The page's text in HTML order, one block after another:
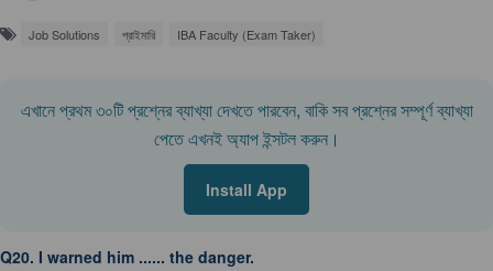
Job Solutions প্রাইমারি IBA Faculty (Exam Taker)
এখানে প্রথম ৩০টি প্রশ্নের ব্যাখ্যা দেখতে পারবেন, বাকি সব প্রশ্নের সম্পূর্ণ ব্যাখ্যা
পেতে এখনই অ্যাপ ইন্সটল করুন।
Install App
Q20. I warned him ...... the danger.